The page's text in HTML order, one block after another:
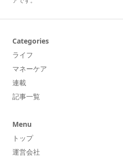
Categories
ライフ
マネーケア
連載
記事一覧
Menu
トップ
運営会社